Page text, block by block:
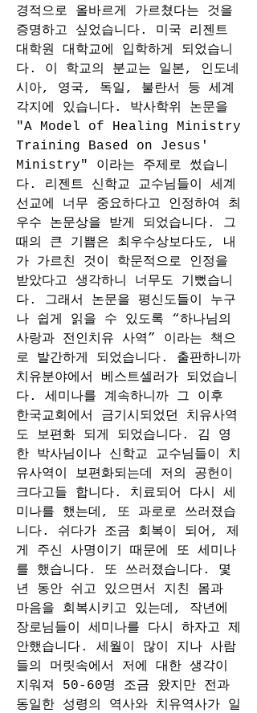
경적으로 올바르게 가르쳤다는 것을
증명하고 싶었습니다. 미국 리젠트
대학원 대학교에 입학하게 되었습니
다. 이 학교의 분교는 일본, 인도네
시아, 영국, 독일, 불란서 등 세계
각지에 있습니다. 박사학위 논문을
"A Model of Healing Ministry
Training Based on Jesus'
Ministry" 이라는 주제로 썼습니
다. 리젠트 신학교 교수님들이 세계
선교에 너무 중요하다고 인정하여 최
우수 논문상을 받게 되었습니다. 그
때의 큰 기쁨은 최우수상보다도, 내
가 가르친 것이 학문적으로 인정을
받았다고 생각하니 너무도 기뻤습니
다. 그래서 논문을 평신도들이 누구
나 쉽게 읽을 수 있도록 “하나님의
사랑과 전인치유 사역” 이라는 책으
로 발간하게 되었습니다. 출판하니까
치유분야에서 베스트셀러가 되었습니
다. 세미나를 계속하니까 그 이후
한국교회에서 금기시되었던 치유사역
도 보편화 되게 되었습니다. 김 영
한 박사님이나 신학교 교수님들이 치
유사역이 보편화되는데 저의 공헌이
크다고들 합니다. 치료되어 다시 세
미나를 했는데, 또 과로로 쓰러졌습
니다. 쉬다가 조금 회복이 되어, 제
게 주신 사명이기 때문에 또 세미나
를 했습니다. 또 쓰러졌습니다. 몇
년 동안 쉬고 있으면서 지친 몸과
마음을 회복시키고 있는데, 작년에
장로님들이 세미나를 다시 하자고 제
안했습니다. 세월이 많이 지나 사람
들의 머릿속에서 저에 대한 생각이
지워져 50-60명 조금 왔지만 전과
동일한 성령의 역사와 치유역사가 일